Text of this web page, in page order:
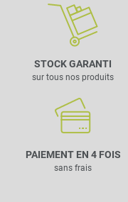
STOCK GARANTI
sur tous nos produits
PAIEMENT EN 4 FOIS
sans frais